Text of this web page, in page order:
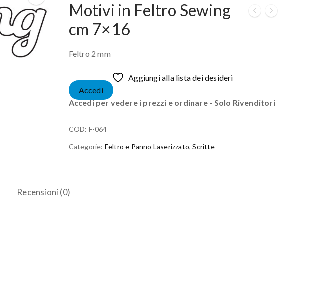
Motivi in Feltro Sewing
cm 7×16
Feltro 2 mm
Aggiungi alla lista dei desideri
Accedi
Accedi per vedere i prezzi e ordinare - Solo Rivenditori
COD: F-064
Categorie: Feltro e Panno Laserizzato,Scritte
Recensioni (0)